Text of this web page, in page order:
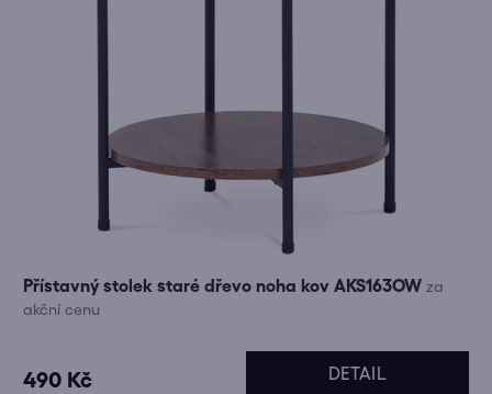
Přístavný stolek staré dřevo noha kov AKS163OW za
akční cenu
490 Kč DETAIL